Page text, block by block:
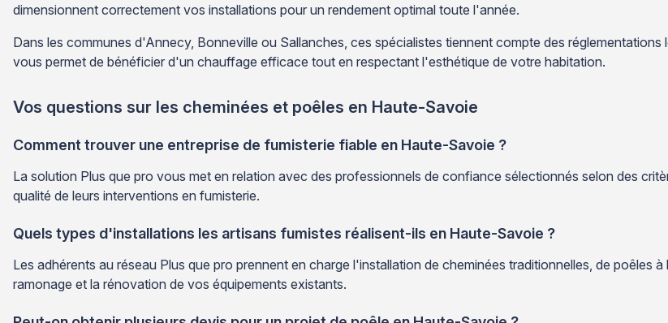
dimensionnent correctement vos installations pour un rendement optimal toute l'année.
Dans les communes d'Annecy, Bonneville ou Sallanches, ces spécialistes tiennent compte des
vous permet de bénéficier d'un chauffage efficace tout en respectant l'esthétique de votre habitation.
Vos questions sur les cheminées et poêles en Haute-Savoie
Comment trouver une entreprise de fumisterie fiable en Haute-Savoie ?
La solution Plus que pro vous met en relation avec des professionnels de confiance sélectionnés selon des
qualité de leurs interventions en fumisterie.
Quels types d'installations les artisans fumistes réalisent-ils en Haute-Savoie ?
Les adhérents au réseau Plus que pro prennent en charge l'installation de cheminées traditionnelles, de poêles
ramonage et la rénovation de vos équipements existants.